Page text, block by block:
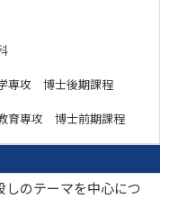
専攻 博士後期課程
育専攻 博士前期課程
しのテーマを中心につ